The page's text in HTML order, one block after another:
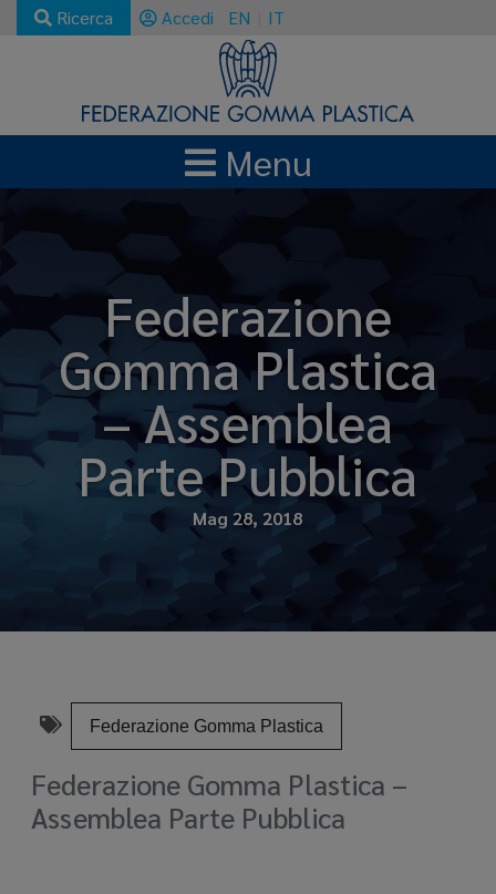
Ricerca Accedi EN IT
Menu
Federazione
Gomma Plastica
– Assemblea
Parte Pubblica
Mag 28, 2018
Federazione Gomma Plastica
Federazione Gomma Plastica –
Assemblea Parte Pubblica